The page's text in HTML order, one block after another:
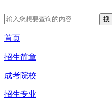
首页
招生简章
成考院校
招生专业